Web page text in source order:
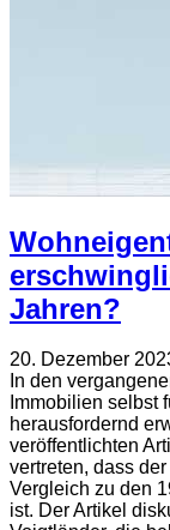
Jahren?
20. Dezember
In den
Immobilien selbst
herausfordernd
veröffentlichten
vertreten, dass
Vergleich zu den
ist. Der Artikel